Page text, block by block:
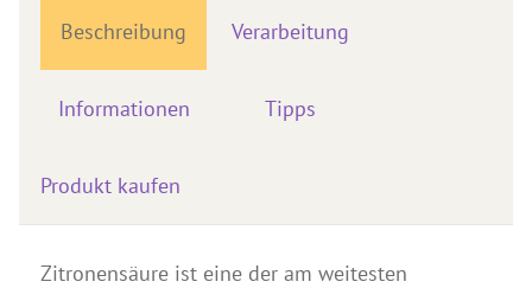
Dekorative Zuschlagstoffe
Händlersuche
Farbkarten
Seminare & Veranstaltungen
Beschreibung Verarbeitung
Informationen Tipps
Produkt kaufen
Zitronensäure ist eine der am weitesten